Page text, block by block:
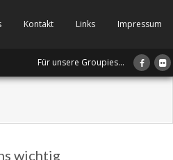
Kontakt Links Impressum
Für unsere Groupies...
wichtig